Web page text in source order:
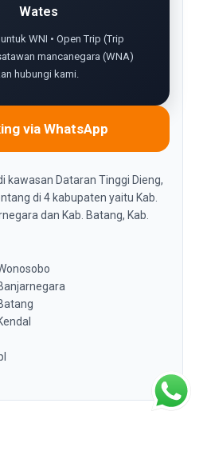
Wates
WNI • Open Trip (Trip
mancanegara (WNA)
hubungi kami.
via WhatsApp
kawasan Dataran Tinggi Dieng,
di 4 kabupaten yaitu Kab.
dan Kab. Batang, Kab.